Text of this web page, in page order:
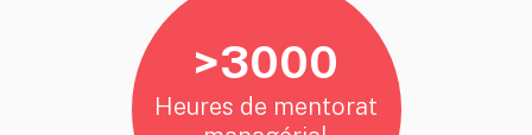
>3000
Heures de mentorat